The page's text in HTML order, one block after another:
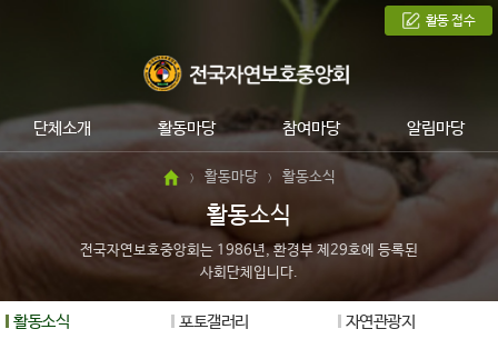
단체소개 활동마당 참여마당 알림마당
활동 접수
> 활동마당 > 활동소식
활동소식
전국자연보호중앙회는 1986년, 환경부 제29호에 등록된
사회단체입니다.
활동소식 포토갤러리 자연관광지